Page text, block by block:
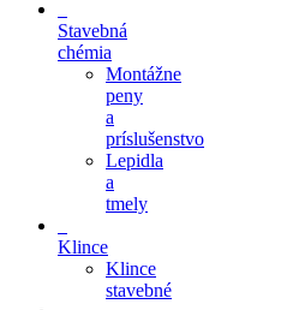
Stavebná
chémia
Montážne
peny
a
príslušenstvo
Lepidla
a
tmely
Klince
Klince
stavebné